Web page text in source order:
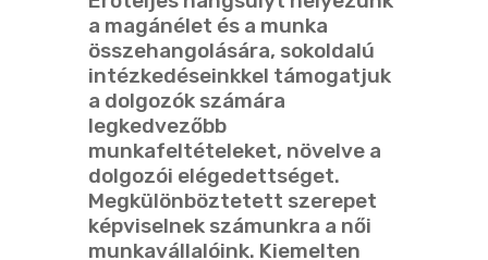
a magánélet és a munka
összehangolására, sokoldalú
intézkedéseinkkel támogatjuk
a dolgozók számára
legkedvezőbb
munkafeltételeket, növelve a
dolgozói elégedettséget.
Megkülönböztetett szerepet
képviselnek számunkra a női
munkavállalóink. Kiemelten